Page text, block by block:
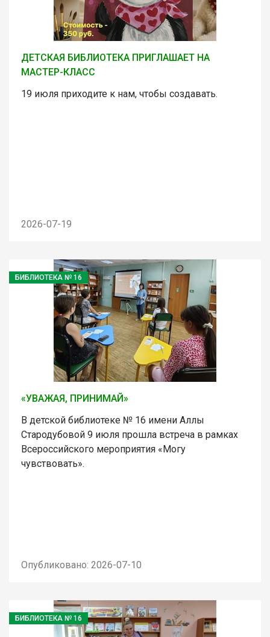
ДЕТСКАЯ БИБЛИОТЕКА ПРИГЛАШАЕТ НА
МАСТЕР-КЛАСС
19 июля приходите к нам, чтобы создавать.
2026-07-19
БИБЛИОТЕКА № 16
«УВАЖАЯ, ПРИНИМАЙ»
В детской библиотеке № 16 имени Аллы
Стародубовой 9 июля прошла встреча в рамках
Всероссийского мероприятия «Могу
чувствовать».
Опубликовано: 2026-07-10
БИБЛИОТЕКА № 16